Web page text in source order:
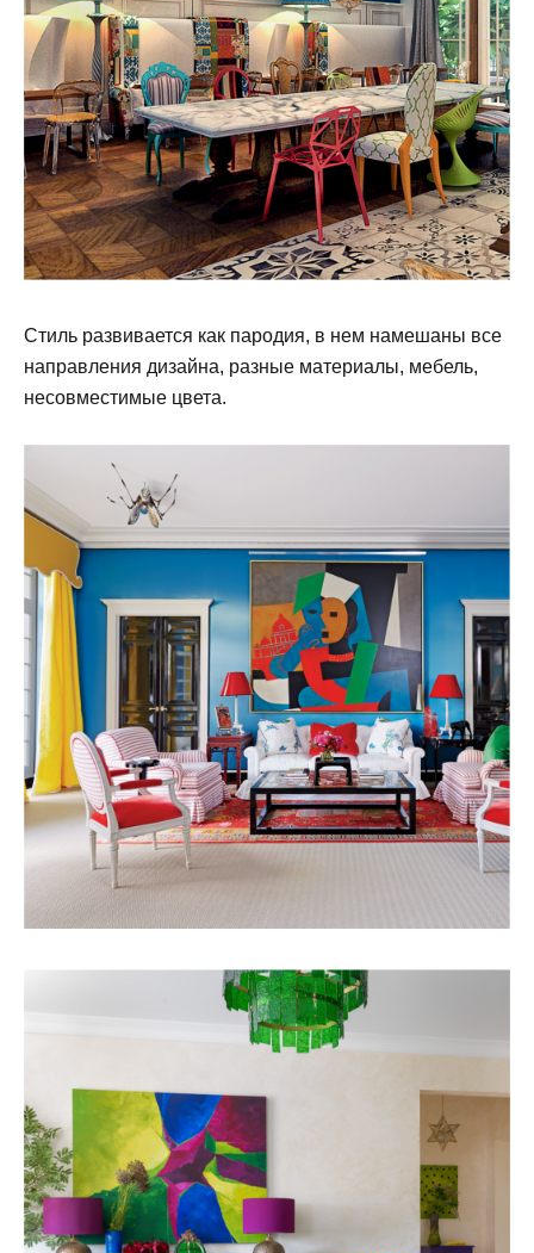
Стиль развивается как пародия, в нем намешаны все
направления дизайна, разные материалы, мебель,
несовместимые цвета.